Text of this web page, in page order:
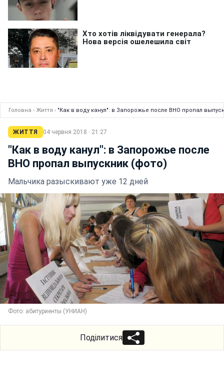
Головна › Життя › "Как в воду канул": в Запорожье после ВНО пропал
ЖИТТЯ 04 червня 2018 · 21:27
"Как в воду канул": в Запорожье после
ВНО пропал выпускник (фото)
Мальчика разыскивают уже 12 дней
Фото: абитуриенты (УНИАН)
Поділитися